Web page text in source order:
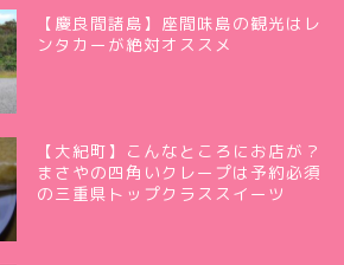
【慶良間諸島】座間味島の観光はレ
ンタカーが絶対オススメ
【大紀町】こんなところにお店が？
まさやの四角いクレープは予約必須
の三重県トップクラススイーツ